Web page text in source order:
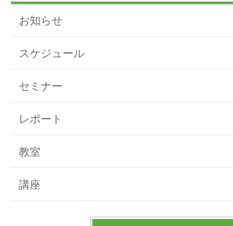
お知らせ
スケジュール
セミナー
レポート
教室
講座